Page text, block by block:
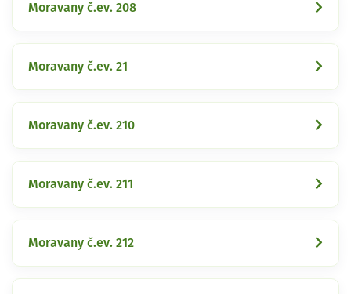
Moravany č.ev. 208
Moravany č.ev. 21
Moravany č.ev. 210
Moravany č.ev. 211
Moravany č.ev. 212